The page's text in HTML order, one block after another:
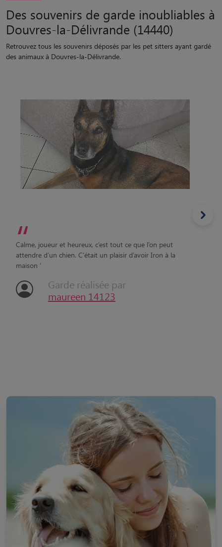
Des souvenirs de garde inoubliables à
Douvres-la-Délivrande (14440)
Retrouvez tous les souvenirs déposés par les pet sitters ayant gardé
des animaux à Douvres-la-Délivrande.
“
Calme, joueur et heureux, c’est tout ce que l’on peut
attendre d’un chien. C’était un plaisir d’avoir Iron à la
maison ‘
Garde réalisée par
maureen 14123